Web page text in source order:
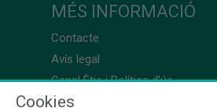
MÉS INFORMACIÓ
Contacte
Avís legal
Canal Ètic i Política d’ús
Cookies